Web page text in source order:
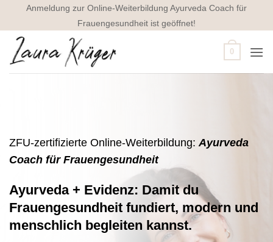
springen
Anmeldung zur Online-Weiterbildung Ayurveda Coach für
Frauengesundheit ist geöffnet!
0
ZFU-zertifizierte Online-Weiterbildung:Ayurveda
Coach für Frauengesundheit
Ayurveda + Evidenz: Damit du
Frauengesundheit fundiert, modern und
menschlich begleiten kannst.